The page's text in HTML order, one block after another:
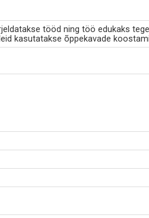
tööd ning töö edukaks
kasutatakse õppekavade